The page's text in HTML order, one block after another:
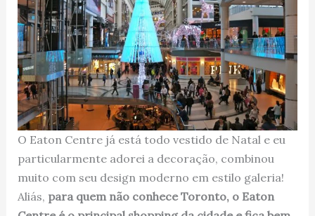
O Eaton Centre já está todo vestido de Natal e eu
particularmente adorei a decoração, combinou
muito com seu design moderno em estilo galeria!
Aliás, para quem não conhece Toronto, o Eaton